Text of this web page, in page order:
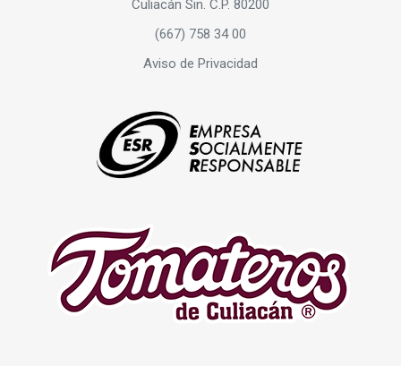
Culiacán Sin. C.P. 80200
(667) 758 34 00
Aviso de Privacidad